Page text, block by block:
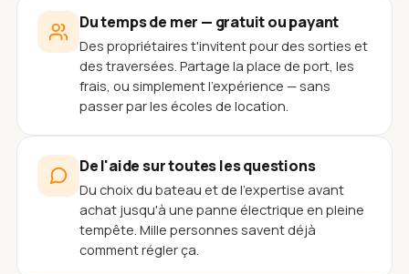
Du temps de mer — gratuit ou payant
Des propriétaires t'invitent pour des sorties et
des traversées. Partage la place de port, les
frais, ou simplement l'expérience — sans
passer par les écoles de location.
De l'aide sur toutes les questions
Du choix du bateau et de l'expertise avant
achat jusqu'à une panne électrique en pleine
tempête. Mille personnes savent déjà
comment régler ça.